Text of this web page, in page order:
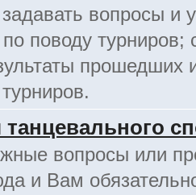
вопросы и
поводу турниров;
прошедших
вопросы или
и Вам